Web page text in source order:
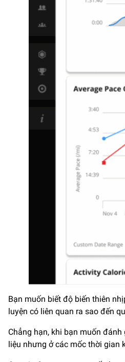
Bạn muốn biết độ biến thiên
luyện có liên quan ra sao đến
Chẳng hạn, khi bạn muốn
liệu nhưng ở các mốc thời gian